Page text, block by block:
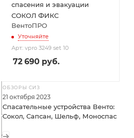
спасения и эвакуации
СОКОЛ ФИКС
ВентоПРО
Уточняйте
Арт.: vpro 3249 set 10
72 690 руб.
ОБЗОРЫ СИЗ
21 октября 2023
Спасательные устройства Венто:
Сокол, Сапсан, Шельф, Моноспас